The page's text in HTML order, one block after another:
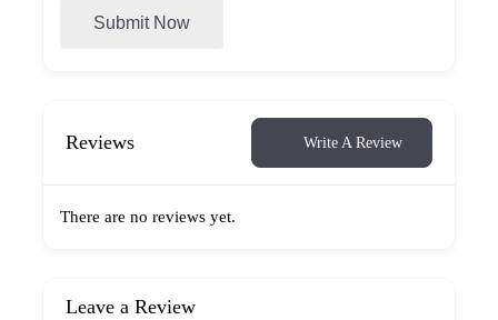
Submit Now
Reviews Write A Review
There are no reviews yet.
Leave a Review